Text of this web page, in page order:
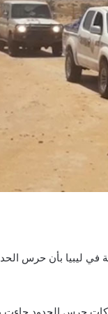
في ليبيا بأن حرس